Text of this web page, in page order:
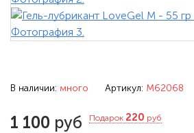
В наличии: много Артикул: M62068
1 100 руб Подарок 220 руб